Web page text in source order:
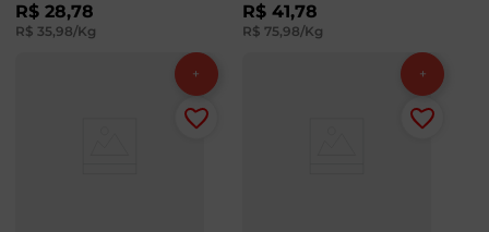
R$ 28,78
R$ 35,98/Kg
R$ 41,78
R$ 75,98/Kg